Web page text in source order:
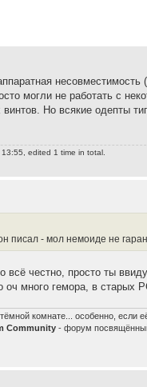
несовместимость
могли не работать с
Но всякие одепты
edited 1 time in total.
писал - мол немоиде не
всё честно, просто ты
оч много гемора, в старых
комнате... особенно, если
Community - форум